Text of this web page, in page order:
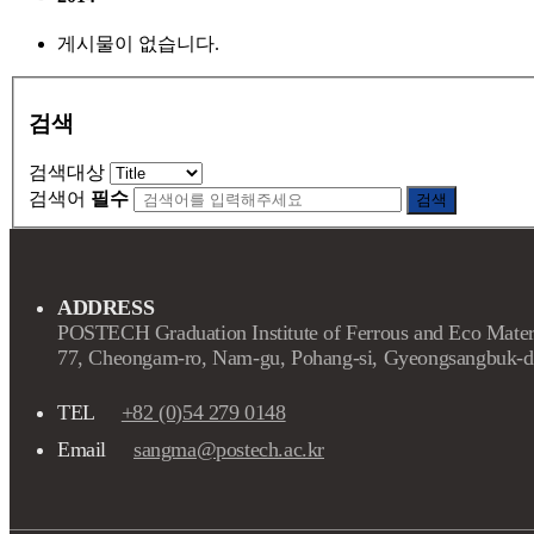
게시물이 없습니다.
검색
검색대상
검색어 필수 검색
ADDRESS
POSTECH Graduation Institute of Ferrous and Eco
77, Cheongam-ro, Nam-gu, Pohang-si, Gyeongsangbuk-
TEL +82 (0)54 279 0148
Email sangma@postech.ac.kr